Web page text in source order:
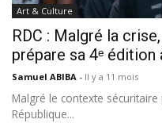
Art & Culture
RDC : Malgré la
prépare sa 4ᵉ édition
Samuel ABIBA - Il y a 11 mois
Malgré le contexte sécuritaire
République...